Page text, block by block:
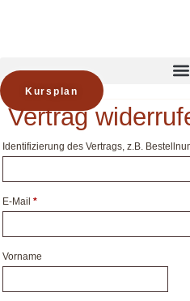
Kursplan
Vertrag
Identifizierung des Vertrags, z.B.
E-Mail *
E-
(wiederholen)*
Vorname